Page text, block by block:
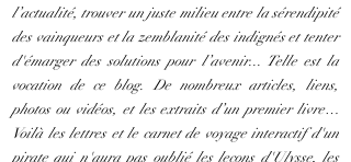
l’actualité, trouver un juste milieu entre la sérendipité
des vainqueurs et la zemblanité des indignés et tenter
d'émarger des solutions pour l’avenir... Telle est la
vocation de ce blog. De nombreux articles, liens,
photos ou vidéos, et les extraits d’un premier livre…
Voilà les lettres et le carnet de voyage interactif d'un
pirate qui n'aura pas oublié les leçons d'Ulysse, les